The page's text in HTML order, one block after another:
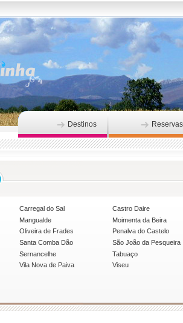
Destinos Reservas
Carregal do Sal
Castro Daire
Mangualde
Moimenta da Beira
Oliveira de Frades
Penalva do Castelo
Santa Comba Dão
São João da Pesqueira
Sernancelhe
Tabuaço
Vila Nova de Paiva Viseu